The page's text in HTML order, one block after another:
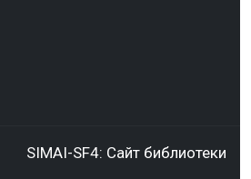
SIMAI-SF4: Сайт библиотеки